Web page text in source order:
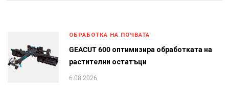
ОБРАБОТКА НА ПОЧВАТА
GEACUT 600 оптимизира обработката на
растителни остатъци
6.08.2026